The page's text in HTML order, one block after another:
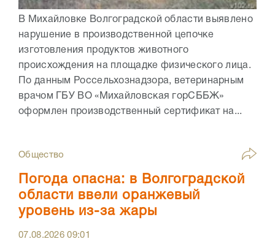
В Михайловке Волгоградской области выявлено
нарушение в производственной цепочке
изготовления продуктов животного
происхождения на площадке физического лица.
По данным Россельхознадзора, ветеринарным
врачом ГБУ ВО «Михайловская горСББЖ»
оформлен производственный сертификат на...
Общество
Погода опасна: в Волгоградской
области ввели оранжевый
уровень из-за жары
07.08.202609:01